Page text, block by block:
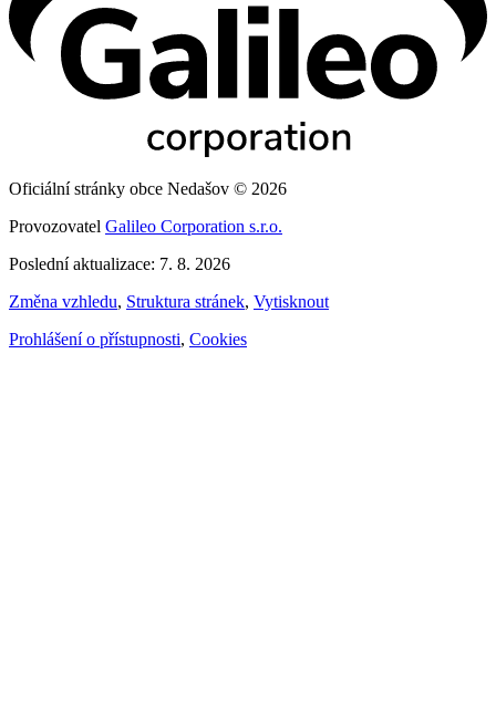
Oficiální stránky obce Nedašov © 2026
Provozovatel Galileo Corporation s.r.o.
Poslední aktualizace: 7. 8. 2026
Změna vzhledu, Struktura stránek, Vytisknout
Prohlášení o přístupnosti, Cookies